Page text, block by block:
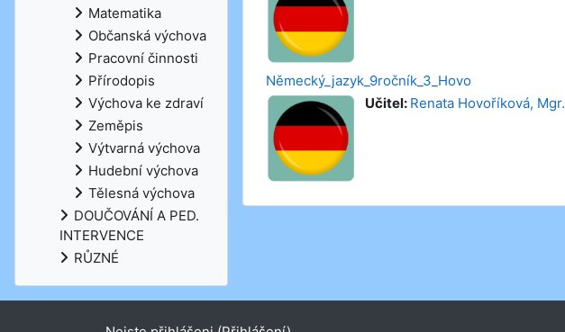
Německý_jazyk_9ročník_3_Hovo
Učitel: Renata Hovoříková, Mgr.
Matematika
Občanská výchova
Pracovní činnosti
Přírodopis
Výchova ke zdraví
Zeměpis
Výtvarná výchova
Hudební výchova
Tělesná výchova
DOUČOVÁNÍ A PED.
INTERVENCE
RŮZNÉ